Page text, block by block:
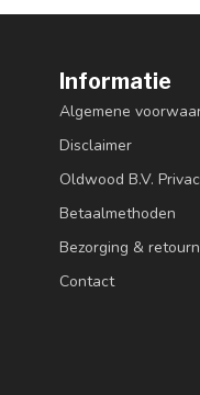
Informatie
Algemene
Disclaimer
Oldwood B.V.
Betaalmethoden
Bezorging &
Contact